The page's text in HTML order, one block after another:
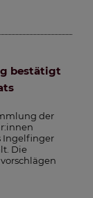
bestätigt
der
Ingelfinger
Die